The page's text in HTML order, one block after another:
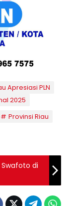
Apresiasi PLN
2025
Provinsi Riau
di